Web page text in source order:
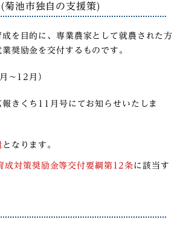
池市独自の支援策)
を目的に、専業農家として就農された方
奨励金を交付するものです。
～12月）
きくち11月号にてお知らせいたしま
と なります。
成対策奨励金等交付要綱第12条 に該当す